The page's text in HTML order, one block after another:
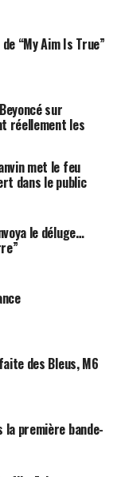
“My Aim Is True”
sur
réellement les
met le feu
dans le public
le déluge…
des Bleus, M6
la première bande-